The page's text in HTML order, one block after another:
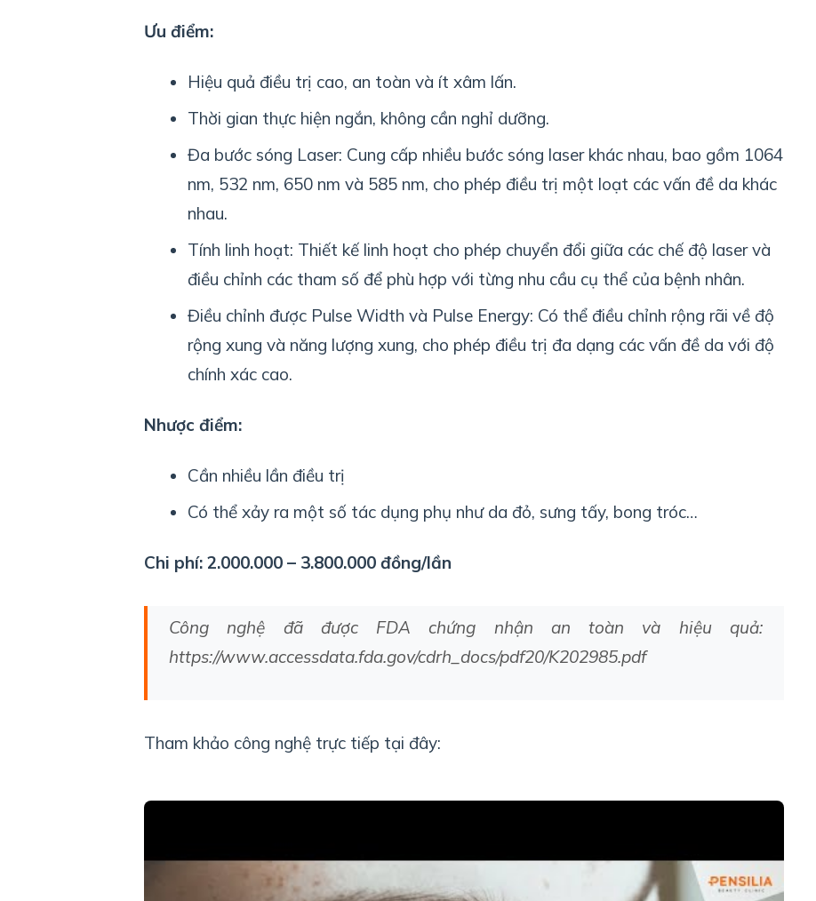
Ưu điểm:
Hiệu quả điều trị cao, an toàn và ít xâm lấn.
Thời gian thực hiện ngắn, không cần nghỉ dưỡng.
Đa bước sóng Laser: Cung cấp nhiều bước sóng laser khác nhau, bao gồm 1064
nm, 532 nm, 650 nm và 585 nm, cho phép điều trị một loạt các vấn đề da khác
nhau.
Tính linh hoạt: Thiết kế linh hoạt cho phép chuyển đổi giữa các chế độ laser và
điều chỉnh các tham số để phù hợp với từng nhu cầu cụ thể của bệnh nhân.
Điều chỉnh được Pulse Width và Pulse Energy: Có thể điều chỉnh rộng rãi về độ
rộng xung và năng lượng xung, cho phép điều trị đa dạng các vấn đề da với độ
chính xác cao.
Nhược điểm:
Cần nhiều lần điều trị
Có thể xảy ra một số tác dụng phụ như da đỏ, sưng tấy, bong tróc…
Chi phí: 2.000.000 – 3.800.000 đồng/lần
Công nghệ đã được FDA chứng nhận an toàn và hiệu quả:
https://www.accessdata.fda.gov/cdrh_docs/pdf20/K202985.pdf
Tham khảo công nghệ trực tiếp tại đây: